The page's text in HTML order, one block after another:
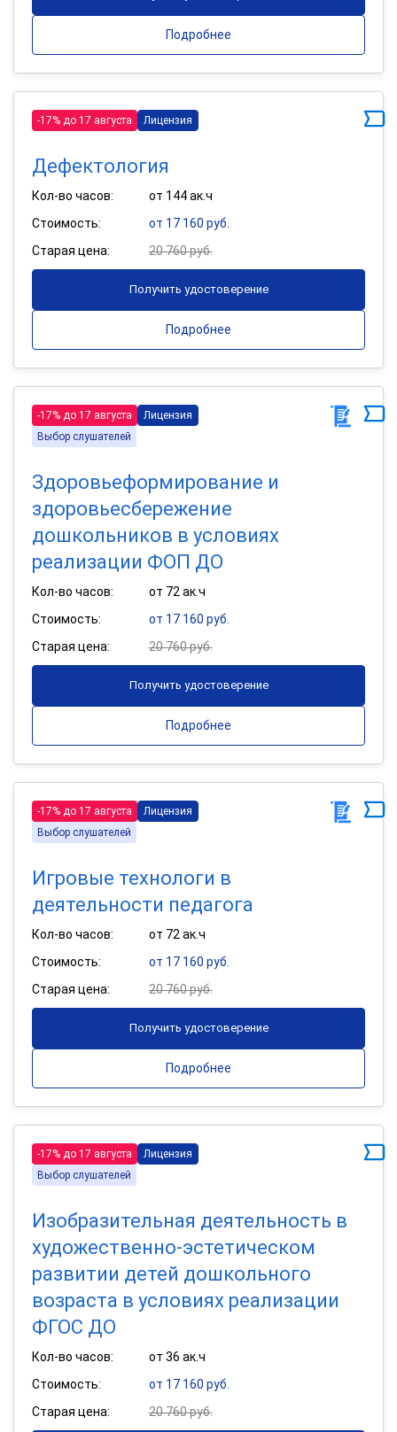
Подробнее
-17% до 17 августа Лицензия
Дефектология
Кол-во часов:
от 144 ак.ч
Стоимость:
от 17 160 руб.
Старая цена:
20 760 руб.
Получить удостоверение
Подробнее
-17% до 17 августа
Лицензия
Выбор слушателей
Здоровьеформирование и
здоровьесбережение
дошкольников в условиях
реализации ФОП ДО
Кол-во часов:
от 72 ак.ч
Стоимость:
от 17 160 руб.
Старая цена:
20 760 руб.
Получить удостоверение
Подробнее
-17% до 17 августа
Лицензия
Выбор слушателей
Игровые технологи в
деятельности педагога
Кол-во часов:
от 72 ак.ч
Стоимость:
от 17 160 руб.
Старая цена:
20 760 руб.
Получить удостоверение
Подробнее
-17% до 17 августа
Лицензия
Выбор слушателей
Изобразительная деятельность в
художественно-эстетическом
развитии детей дошкольного
возраста в условиях реализации
ФГОС ДО
Кол-во часов:
от 36 ак.ч
Стоимость:
от 17 160 руб.
Старая цена:
20 760 руб.